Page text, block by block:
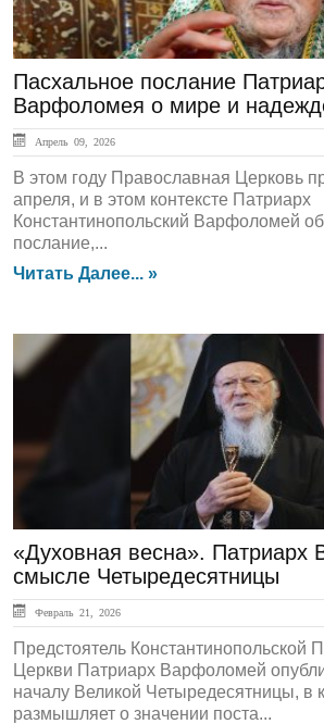
Пасхальное послание
Варфоломея о мире и
Апрель 09, 2026
В этом году Православная Церковь
апреля, и в этом контексте Патриарх
Константинопольский Варфоломей
послание,...
Читать Далее... »
ЛЕНТА НОВОСТЕЙ
«Духовная весна». Патриарх
смысле Четыредесятницы
Февраль 21, 2026
Предстоятель Константинопольской
Церкви Патриарх Варфоломей
началу Великой Четыредесятницы, в
размышляет о значении поста...